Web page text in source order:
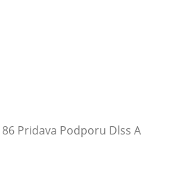
Pridava Podporu Dlss A